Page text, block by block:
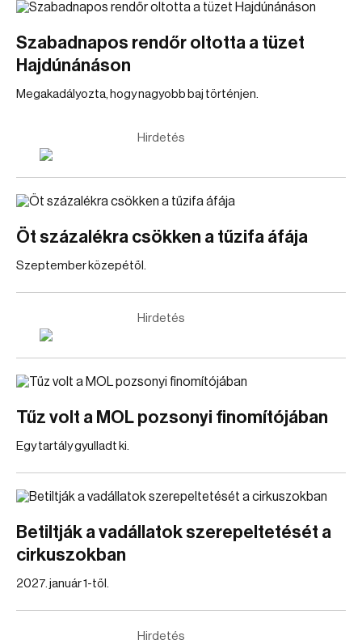
Szabadnapos rendőr oltotta a tüzet
Hajdúnánáson
Megakadályozta, hogy nagyobb baj történjen.
Hirdetés
Öt százalékra csökken a tűzifa áfája
Szeptember közepétől.
Hirdetés
Tűz volt a MOL pozsonyi finomítójában
Egy tartály gyulladt ki.
Betiltják a vadállatok szerepeltetését a
cirkuszokban
2027. január 1-től.
Hirdetés